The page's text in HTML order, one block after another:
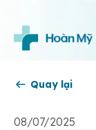
Quay lại
08/07/2025